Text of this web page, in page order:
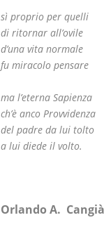
sì proprio per quelli
di ritornar all’ovile
d’una vita normale
fu miracolo pensare
ma l’eterna Sapienza
ch’è anco Provvidenza
del padre da lui tolto
a lui diede il volto.
Orlando A. Cangià